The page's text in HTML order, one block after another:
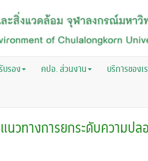
บรอง คปอ. ส่วนงาน บริการของเ
นวทางการยกระดับความป